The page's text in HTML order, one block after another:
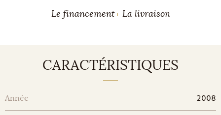
Le financement La livraison
CARACTÉRISTIQUES
Année 2008